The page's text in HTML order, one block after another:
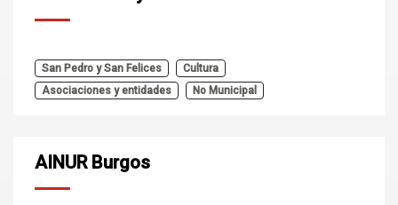
San Pedro y San Felices
Cultura
Asociaciones y entidades
No Municipal
AINUR Burgos